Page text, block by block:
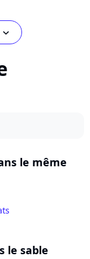
chevron_bot
le même
le sable